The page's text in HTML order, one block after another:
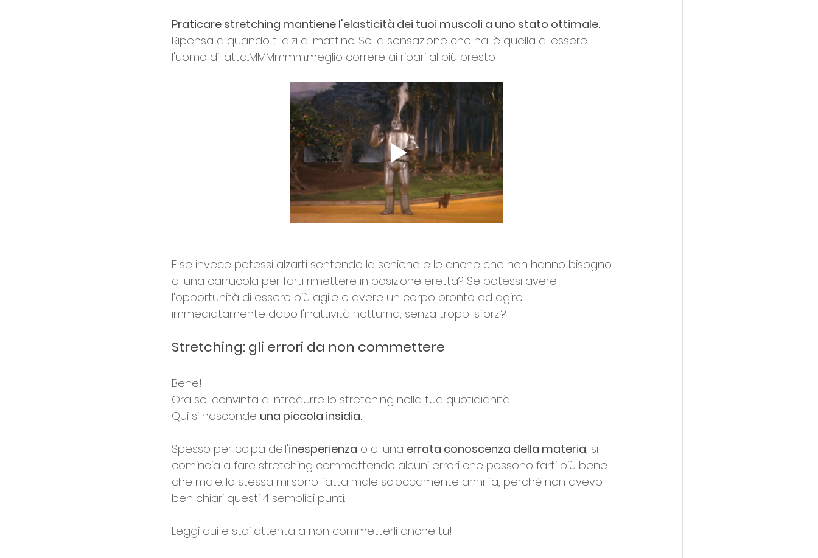
Praticare stretching mantiene l'elasticità dei tuoi muscoli a uno stato ottimale.
Ripensa a quando ti alzi al mattino. Se la sensazione che hai è quella di essere
l'uomo di latta...MMMmmm..meglio correre ai ripari al più presto!
E se invece potessi alzarti sentendo la schiena e le anche che non hanno bisogno
di una carrucola per farti rimettere in posizione eretta? Se potessi avere
l'opportunità di essere più agile e avere un corpo pronto ad agire
immediatamente dopo l'inattività notturna, senza troppi sforzi?
Stretching: gli errori da non commettere
Bene!
Ora sei convinta a introdurre lo stretching nella tua quotidianità.
Qui si nasconde una piccola insidia.
Spesso per colpa dell'inesperienza o di una errata conoscenza della materia, si
comincia a fare stretching commettendo alcuni errori che possono farti più bene
che male. Io stessa mi sono fatta male scioccamente anni fa, perché non avevo
ben chiari questi 4 semplici punti.
Leggi qui e stai attenta a non commetterli anche tu!